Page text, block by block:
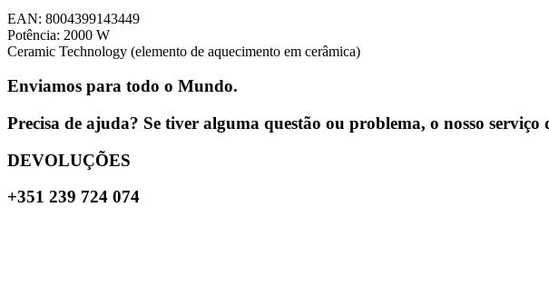
EAN: 8004399143449
Potência: 2000 W
Ceramic Technology (elemento de aquecimento em cerâmica)
Enviamos para todo o Mundo.
Precisa de ajuda? Se tiver alguma questão ou problema, o nosso
DEVOLUÇÕES
+351 239 724 074